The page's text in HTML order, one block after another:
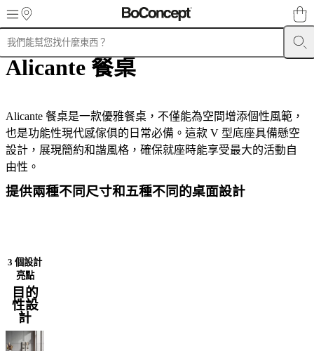
Skip to main content
產
發
餐
椅
餐
桌
收
床
戶
外
飾
Alicante 餐桌
Alicante 餐桌是一款優雅餐桌，不僅能為空間增添個性風範，
也是功能性現代感傢俱的日常必備。這款 V 型底座具備懸空
設計，展現簡約和諧風格，確保就座時能享受最大的活動自
由性。
提供兩種不同尺寸和五種不同的桌面設計
3 個設計
亮點
目的
性設
計